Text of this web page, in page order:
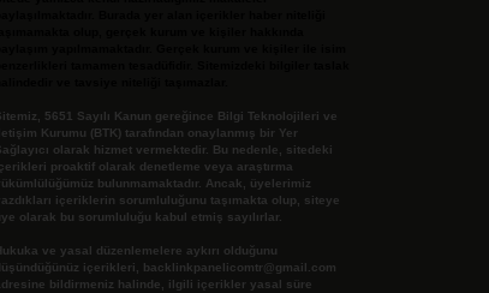
5651 Sayılı Kanun gereğince Bilgi Teknolojileri ve
İletişim Kurumu (BTK) tarafından onaylanmış bir Yer
olarak hizmet vermektedir. Bu nedenle, sitedeki
proaktif olarak denetleme veya araştırma
bulunmamaktadır. Ancak, üyelerimiz
içeriklerin sorumluluğunu taşımakta olup, siteye
olarak bu sorumluluğu kabul etmiş sayılırlar.
ve yasal düzenlemelere aykırı olduğunu
içerikleri,
backlinkpanelicomtr@gmail.com
bildirmeniz halinde, ilgili içerikler yasal süre